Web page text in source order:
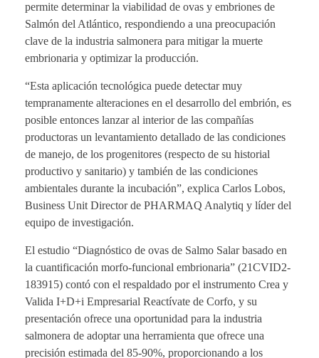
permite determinar la viabilidad de ovas y embriones de
Salmón del Atlántico, respondiendo a una preocupación
clave de la industria salmonera para mitigar la muerte
embrionaria y optimizar la producción.
“Esta aplicación tecnológica puede detectar muy
tempranamente alteraciones en el desarrollo del embrión, es
posible entonces lanzar al interior de las compañías
productoras un levantamiento detallado de las condiciones
de manejo, de los progenitores (respecto de su historial
productivo y sanitario) y también de las condiciones
ambientales durante la incubación”, explica Carlos Lobos,
Business Unit Director de PHARMAQ Analytiq y líder del
equipo de investigación.
El estudio “Diagnóstico de ovas de Salmo Salar basado en
la cuantificación morfo-funcional embrionaria” (21CVID2-
183915) contó con el respaldado por el instrumento Crea y
Valida I+D+i Empresarial Reactívate de Corfo, y su
presentación ofrece una oportunidad para la industria
salmonera de adoptar una herramienta que ofrece una
precisión estimada del 85-90%, proporcionando a los